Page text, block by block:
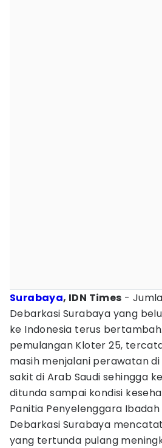
Surabaya, IDN Times -
Debarkasi Surabaya yang
ke Indonesia terus
pemulangan Kloter 25,
masih menjalani perawatan
sakit di Arab Saudi sehingga
ditunda sampai kondisi
Panitia Penyelenggara Ibadah
Debarkasi Surabaya
yang tertunda pulang